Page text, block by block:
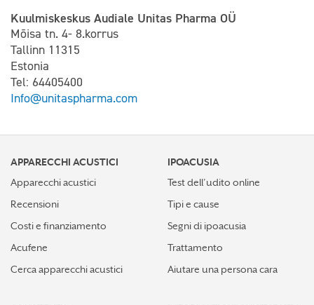
Kuulmiskeskus Audiale Unitas Pharma OÜ
Mõisa tn. 4- 8.korrus
Tallinn 11315
Estonia
Tel: 64405400
Info@unitaspharma.com
APPARECCHI ACUSTICI
Apparecchi acustici
Recensioni
Costi e finanziamento
Acufene
Cerca apparecchi acustici
IPOACUSIA
Test dell’udito online
Tipi e cause
Segni di ipoacusia
Trattamento
Aiutare una persona cara